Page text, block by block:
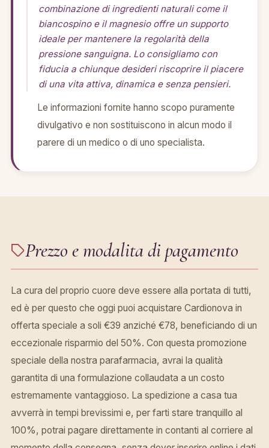
combinazione di ingredienti naturali come il
biancospino e il magnesio offre un supporto
ideale per mantenere la regolarità della
pressione sanguigna. Lo consigliamo con
fiducia a chiunque desideri riscoprire il piacere
di una vita attiva, dinamica e senza pensieri.
Le informazioni fornite hanno scopo puramente
divulgativo e non sostituiscono in alcun modo il
parere di un medico o di uno specialista.
Prezzo e modalita di pagamento
La cura del proprio cuore deve essere alla portata di tutti,
ed è per questo che oggi puoi acquistare Cardionova in
offerta speciale a soli €39 anziché €78, beneficiando di un
eccezionale risparmio del 50%. Con questa promozione
speciale della nostra parafarmacia, avrai la qualità
garantita di una formulazione collaudata a un costo
estremamente vantaggioso. La spedizione a casa tua
avverrà in tempi brevissimi e, per farti stare tranquillo al
100%, potrai pagare direttamente in contanti al corriere al